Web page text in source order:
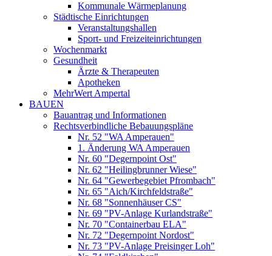
Kommunale Wärmeplanung
Städtische Einrichtungen
Veranstaltungshallen
Sport- und Freizeiteinrichtungen
Wochenmarkt
Gesundheit
Ärzte & Therapeuten
Apotheken
MehrWert Ampertal
BAUEN
Bauantrag und Informationen
Rechtsverbindliche Bebauungspläne
Nr. 52 "WA Amperauen"
1. Änderung WA Amperauen
Nr. 60 "Degernpoint Ost"
Nr. 62 "Heilingbrunner Wiese"
Nr. 64 "Gewerbegebiet Pfrombach"
Nr. 65 "Aich/Kirchfeldstraße"
Nr. 68 "Sonnenhäuser CS"
Nr. 69 "PV-Anlage Kurlandstraße"
Nr. 70 "Containerbau ELA"
Nr. 72 "Degernpoint Nordost"
Nr. 73 "PV-Anlage Preisinger Loh"